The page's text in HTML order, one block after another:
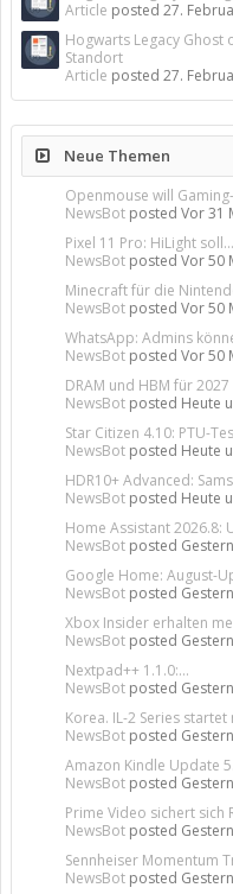
Article posted 27.
Hogwarts Legacy Ghost
Standort
Article posted 27.
Neue Themen
Openmouse will
NewsBot posted Vor 31
Pixel 11 Pro: HiLight soll...
NewsBot posted Vor 50
Minecraft für die
NewsBot posted Vor 50
WhatsApp: Admins
NewsBot posted Vor 50
DRAM und HBM für 2027
NewsBot posted Heute
Star Citizen 4.10: PTU-
NewsBot posted Heute
HDR10+ Advanced:
NewsBot posted Heute
Home Assistant 2026.8:
NewsBot posted
Google Home: August-
NewsBot posted
Xbox Insider erhalten
NewsBot posted
Nextpad++ 1.1.0:...
NewsBot posted
Korea. IL-2 Series startet
NewsBot posted
Amazon Kindle Update
NewsBot posted
Prime Video sichert sich
NewsBot posted
Sennheiser Momentum
NewsBot posted